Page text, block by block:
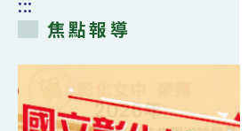
:::
焦點報導